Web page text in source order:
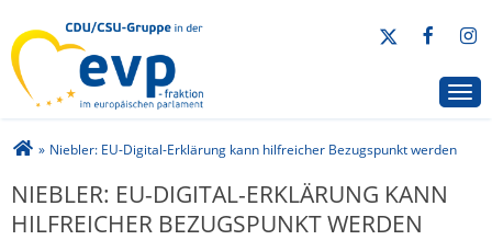
Sie sind hier
» Niebler: EU-Digital-Erklärung kann hilfreicher Bezugspunkt werden
NIEBLER: EU-DIGITAL-ERKLÄRUNG KANN
HILFREICHER BEZUGSPUNKT WERDEN